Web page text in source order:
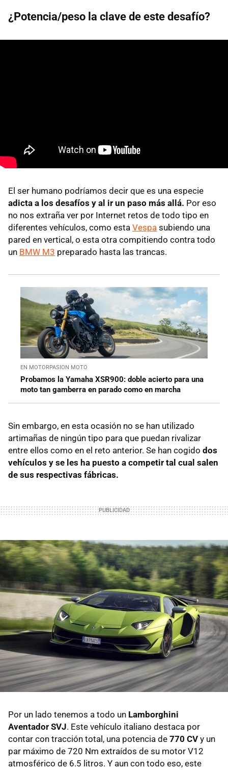
¿Potencia/peso la clave de este desafío?
El ser humano podríamos decir que es una especie
adicta a los desafíos y al ir un paso más allá. Por eso
no nos extraña ver por Internet retos de todo tipo en
diferentes vehículos, como esta Vespa subiendo una
pared en vertical, o esta otra compitiendo contra todo
un BMW M3 preparado hasta las trancas.
EN MOTORPASION MOTO
Probamos la Yamaha XSR900: doble acierto para una
moto tan gamberra en parado como en marcha
Sin embargo, en esta ocasión no se han utilizado
artimañas de ningún tipo para que puedan rivalizar
entre ellos como en el reto anterior. Se han cogido dos
vehículos y se les ha puesto a competir tal cual salen
de sus respectivas fábricas.
Por un lado tenemos a todo un Lamborghini
Aventador SVJ. Este vehículo italiano destaca por
contar con tracción total, una potencia de 770 CV y un
par máximo de 720 Nm extraídos de su motor V12
atmosférico de 6.5 litros. Y aun con todo eso, este